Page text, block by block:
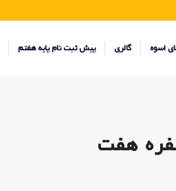
اسوه گالری پیش ثبت نام پایه هفتم
هفت